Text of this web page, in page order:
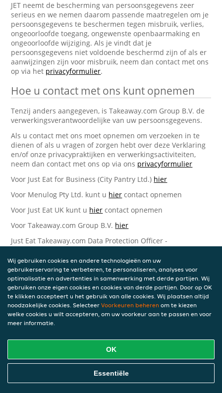
JET neemt de bescherming van persoonsgegevens zeer
serieus en we nemen daarom passende maatregelen om je
persoonsgegevens te beschermen tegen misbruik, verlies,
ongeoorloofde toegang, ongewenste openbaarmaking en
ongeoorloofde wijziging. Als je vindt dat je
persoonsgegevens niet voldoende beschermd zijn of als er
aanwijzingen zijn voor misbruik, neem dan contact met ons
op via het privacyformulier.
Hoe u contact met ons kunt opnemen
Tenzij anders aangegeven, is Takeaway.com Group B.V. de
verwerkingsverantwoordelijke van uw persoonsgegevens.
Als u contact met ons moet opnemen om verzoeken in te
dienen of als u vragen of zorgen hebt over deze Verklaring
en/of onze privacypraktijken en verwerkingsactiviteiten,
neem dan contact met ons op via ons privacyformulier
Voor Just Eat for Business (City Pantry Ltd.) hier
Voor Menulog Pty Ltd. kunt u hier contact opnemen
Voor Just Eat UK kunt u hier contact opnemen
Voor Takeaway.com Group B.V. hier
Just Eat Takeaway.com Data Protection Officer -
Piet Heinkade 61
1019 GM Amsterdam
Nederland
Bijgewerkte versies van deze
Privacyverklaring
Wij kunnen deze Verklaring van tijd tot tijd bijwerken als
reactie op veranderende juridische, technische of zakelijke
ontwikkelingen. Wanneer wij onze Privacyverklaring
bijwerken, zullen wij passende maatregelen nemen om u
op de hoogte te brengen, in overeenstemming met het
Wij gebruiken cookies en andere technologieën om uw
gebruikerservaring te verbeteren, te personaliseren, analyses voor
optimalisatie en advertenties in samenwerking met derde partijen. Wij
gebruiken onze eigen cookies en cookies van derde partijen. Door op OK
te klikken accepteert u het gebruik van alle cookies. Wij plaatsen altijd
noodzakelijke cookies. Selecteer Voorkeuren beheren om te kiezen
welke cookies u wilt accepteren, om uw voorkeur aan te passen en voor
meer informatie.
OK
Essentiële